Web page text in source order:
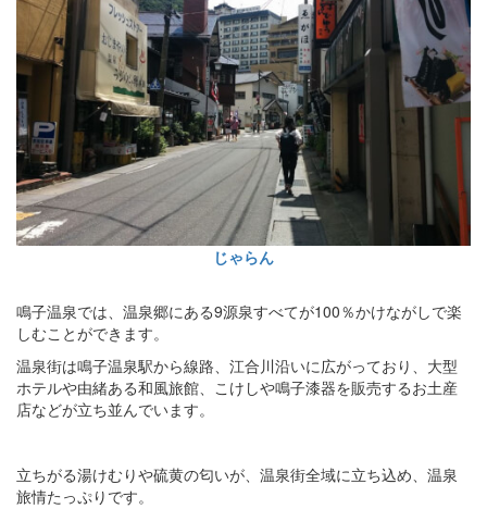
じゃらん
鳴子温泉では、温泉郷にある9源泉すべてが100％かけながしで楽
しむことができます。
温泉街は鳴子温泉駅から線路、江合川沿いに広がっており、大型
ホテルや由緒ある和風旅館、こけしや鳴子漆器を販売するお土産
店などが立ち並んでいます。
立ちがる湯けむりや硫黄の匂いが、温泉街全域に立ち込め、温泉
旅情たっぷりです。